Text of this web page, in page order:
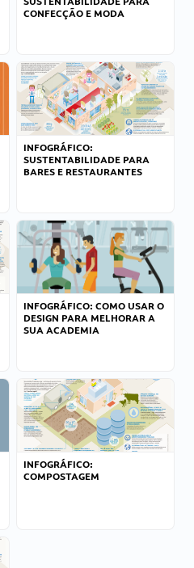
CONFECÇÃO E MODA
INFOGRÁFICO:
SUSTENTABILIDADE PARA
BARES E RESTAURANTES
INFOGRÁFICO: COMO USAR O
DESIGN PARA MELHORAR A
SUA ACADEMIA
INFOGRÁFICO:
COMPOSTAGEM